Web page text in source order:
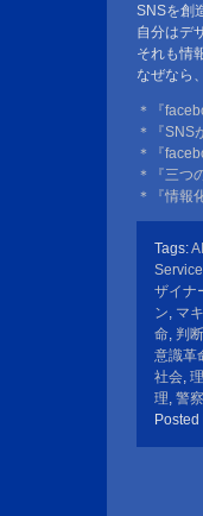
SNSを創
自分はデ
それも情
なぜなら
＊『
＊『SNS
＊『
＊『三つ
＊『情報
Tags:AI
Service
ザイナ
ン, マ
命, 判断
意識革
社会,
理, 警
Posted